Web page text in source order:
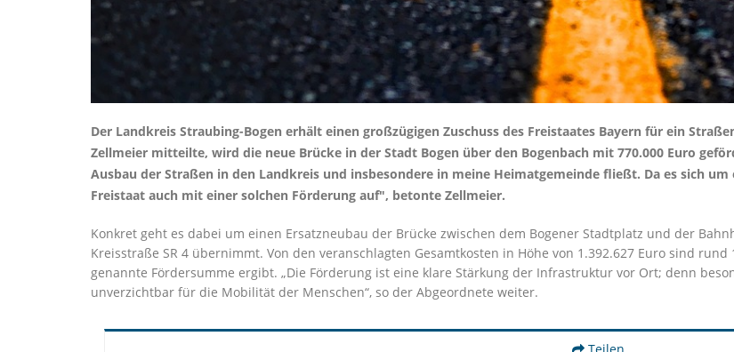
Der Landkreis Straubing-Bogen erhält einen großzügigen Zuschuss des Freistaates Bayern für ein
Zellmeier mitteilte, wird die neue Brücke in der Stadt Bogen über den Bogenbach mit 770.000 Euro
Ausbau der Straßen in den Landkreis und insbesondere in meine Heimatgemeinde fließt. Da es sich
Freistaat auch mit einer solchen Förderung auf", betonte Zellmeier.
Konkret geht es dabei um einen Ersatzneubau der Brücke zwischen dem Bogener Stadtplatz und der
Kreisstraße SR 4 übernimmt. Von den veranschlagten Gesamtkosten in Höhe von 1.392.627 Euro sind
genannte Fördersumme ergibt. „Die Förderung ist eine klare Stärkung der Infrastruktur vor Ort; denn
unverzichtbar für die Mobilität der Menschen“, so der Abgeordnete weiter.